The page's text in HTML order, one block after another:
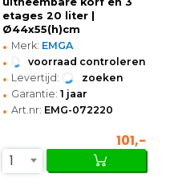
etages 20 liter |
Ø44x55(h)cm
• Merk: EMGA
• voorraad controleren
• Levertijd: zoeken
• Garantie: 1 jaar
• Art.nr: EMG-072220
101,-
1